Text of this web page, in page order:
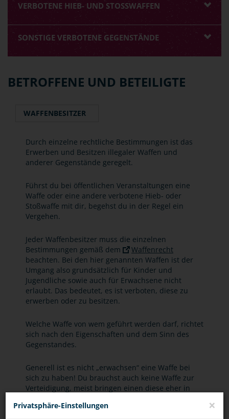
VERBOTENE HIEB- UND STOSSWAFFEN
SONSTIGE VERBOTENE GEGENSTÄNDE
BETROFFENE UND BETEILIGTE
WAFFENBESITZER
Durch einzelne rechtliche Bestimmungen ist das
Erwerben und Besitzen illegaler Waffen und
anderer Gegenstände geregelt.
Führst du bei öffentlichen Veranstaltungen eine
Waffe oder eine andere verbotene Hieb- oder
Stoßwaffe mit dir, begehst du in der Regel ein
Vergehen.
Jeder Waffenbesitzer muss die einzelnen
Bestimmungen gemäß dem
Waffenrecht
beachten. Bei den hier genannten Waffen ist der
Umgang also grundsätzlich für Kinder und
Jugendliche sowie auch für Erwachsene nicht
erlaubt. Das bedeutet, es ist verboten, diese zu
erwerben oder zu besitzen.
Welche Waffe von wem geführt werden darf, richtet
sich nach den Eigenschaften und dem Sinn des
Gegenstandes.
Generell ist es nicht „erwachsen“ eine Waffe bei
sich zu haben! Du brauchst auch keine Waffe zur
Verteidigung, meist bringen einen diese eher in
illegalen Waffen mit dem Gesetz in Konflikt, zum
Privatsphäre-Einstellungen ×